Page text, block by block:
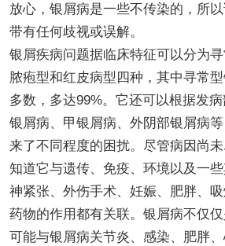
放心，银屑病是一些不传染的，所
带有任何歧视或误解。
银屑疾病问题据临床特征可以分为寻
脓疱型和红皮病型四种，其中寻常
多数，多达99%。它还可以根据发
银屑病、甲银屑病、外阴部银屑病
来了不同程度的困扰。尽管病因尚
知道它与遗传、免疫、环境以及一
神紧张、外伤手术、妊娠、肥胖、
药物的作用都有关联。银屑病不仅
可能与银屑病关节炎、感染、肥胖